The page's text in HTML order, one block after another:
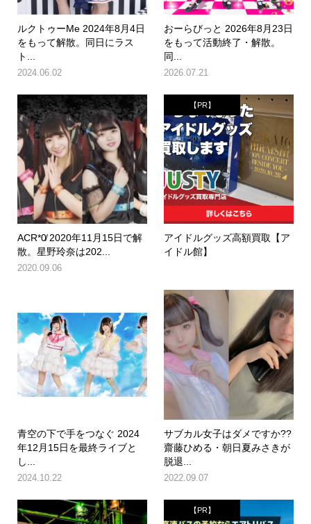
ルクトゥーMe 2024年8月4日
をもって解散。同日にラス
ト...
2024.06.02
おーらびっと 2026年8月23日
をもって活動終了・解散。
同...
2026.07.21
ACR*0̸ 2020年11月15日で解
散。星野玲奈は202...
2020.09.06
【PR】
アイドルグッズ高額買取【ア
イドル館】
青空の下で手をつなぐ 2024
年12月15日を最終ライブと
し...
2024.10.22
サブカル女子はダメですか??
齋藤ひめる・朝日夏みさきが
脱退...
2022.09.07
【PR】